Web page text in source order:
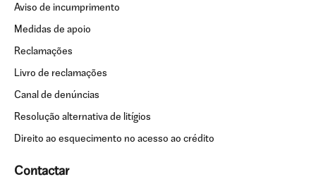
Aviso de incumprimento
Medidas de apoio
Reclamações
Livro de reclamações
Canal de denúncias
Resolução alternativa de litígios
Direito ao esquecimento no acesso ao crédito
Contactar